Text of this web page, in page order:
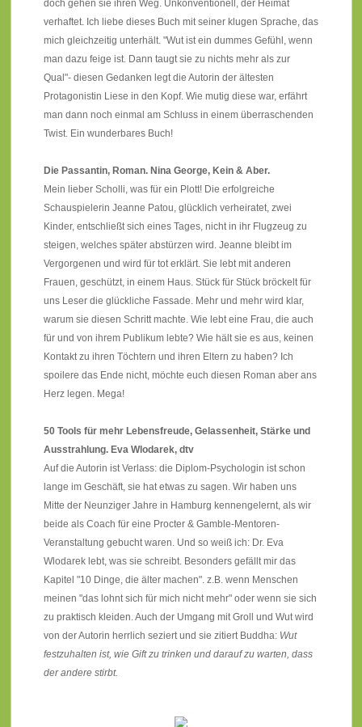
doch gehen sie ihren Weg. Unkonventionell, der Heimat
verhaftet. Ich liebe dieses Buch mit seiner klugen Sprache, das
mich gleichzeitig unterhält. "Wut ist ein dummes Gefühl, wenn
man dazu feige ist. Dann taugt sie zu nichts mehr als zur
Qual"- diesen Gedanken legt die Autorin der ältesten
Protagonistin Liese in den Kopf. Wie mutig diese war, erfährt
man dann noch einmal am Schluss in einem überraschenden
Twist. Ein wunderbares Buch!
Die Passantin, Roman. Nina George, Kein & Aber.
Mein lieber Scholli, was für ein Plott! Die erfolgreiche
Schauspielerin Jeanne Patou, glücklich verheiratet, zwei
Kinder, entschließt sich eines Tages, nicht in ihr Flugzeug zu
steigen, welches später abstürzen wird. Jeanne bleibt im
Vergorgenen und wird für tot erklärt. Sie lebt mit anderen
Frauen, geschützt, in einem Haus. Stück für Stück bröckelt für
uns Leser die glückliche Fassade. Mehr und mehr wird klar,
warum sie diesen Schritt machte. Wie lebt eine Frau, die auch
für und von ihrem Publikum lebte? Wie hält sie es aus, keinen
Kontakt zu ihren Töchtern und ihren Eltern zu haben? Ich
spoilere das Ende nicht, möchte euch diesen Roman aber ans
Herz legen. Mega!
50 Tools für mehr Lebensfreude, Gelassenheit, Stärke und
Ausstrahlung. Eva Wlodarek, dtv
Auf die Autorin ist Verlass: die Diplom-Psychologin ist schon
lange im Geschäft, sie hat etwas zu sagen. Wir haben uns
Mitte der Neunziger Jahre in Hamburg kennengelernt, als wir
beide als Coach für eine Procter & Gamble-Mentoren-
Veranstaltung gebucht waren. Und so weiß ich: Dr. Eva
Wlodarek lebt, was sie schreibt. Besonders gefällt mir das
Kapitel "10 Dinge, die älter machen". z.B. wenn Menschen
meinen "das lohnt sich für mich nicht mehr" oder wenn sie sich
zu praktisch kleiden. Auch der Umgang mit Groll und Wut wird
von der Autorin herrlich seziert und sie zitiert Buddha: Wut
festzuhalten ist, wie Gift zu trinken und darauf zu warten, dass
der andere stirbt.